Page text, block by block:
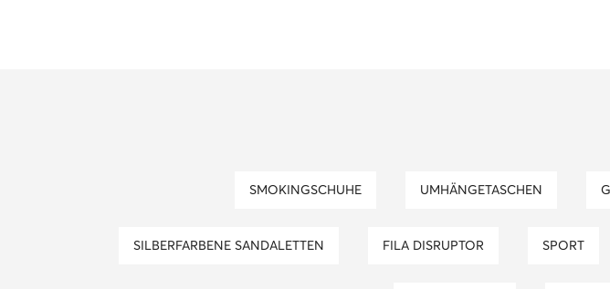
SMOKINGSCHUHE UMHÄNGETASCHEN
SILBERFARBENE SANDALETTEN FILA DISRUPTOR SPORT